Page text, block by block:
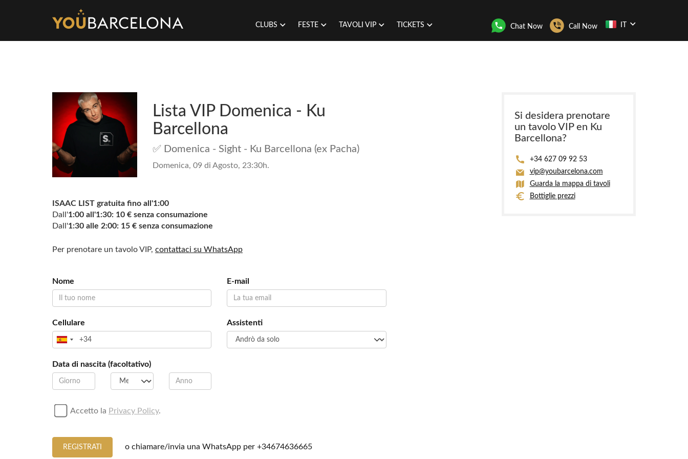
CLUBS FESTE TAVOLI VIP TICKETS Chat Now Call Now
Lista VIP Domenica - Ku
Barcellona
✅ Domenica - Sight - Ku Barcellona (ex Pacha)
Domenica, 09 di Agosto, 23:30h.
ISAAC LIST gratuita fino all'1:00
Dall'1:00 all'1:30: 10 € senza consumazione
Dall'1:30 alle 2:00: 15 € senza consumazione
Per prenotare un tavolo VIP, contattaci su WhatsApp
Nome E-mail
Cellulare Assistenti
Data di nascita (facoltativo)
Accetto la Privacy Policy.
REGISTRATI o chiamare/invia una WhatsApp per +34674636665
Si desidera prenotare
un tavolo VIP en Ku
Barcellona?
+34 627 09 92 53
vip@youbarcelona.com
Guarda la mappa di tavoli
Bottiglie prezzi